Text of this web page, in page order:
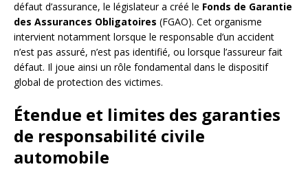
défaut d’assurance, le législateur a créé le Fonds de Garantie
des Assurances Obligatoires (FGAO). Cet organisme
intervient notamment lorsque le responsable d’un accident
n’est pas assuré, n’est pas identifié, ou lorsque l’assureur fait
défaut. Il joue ainsi un rôle fondamental dans le dispositif
global de protection des victimes.
Étendue et limites des garanties
de responsabilité civile
automobile